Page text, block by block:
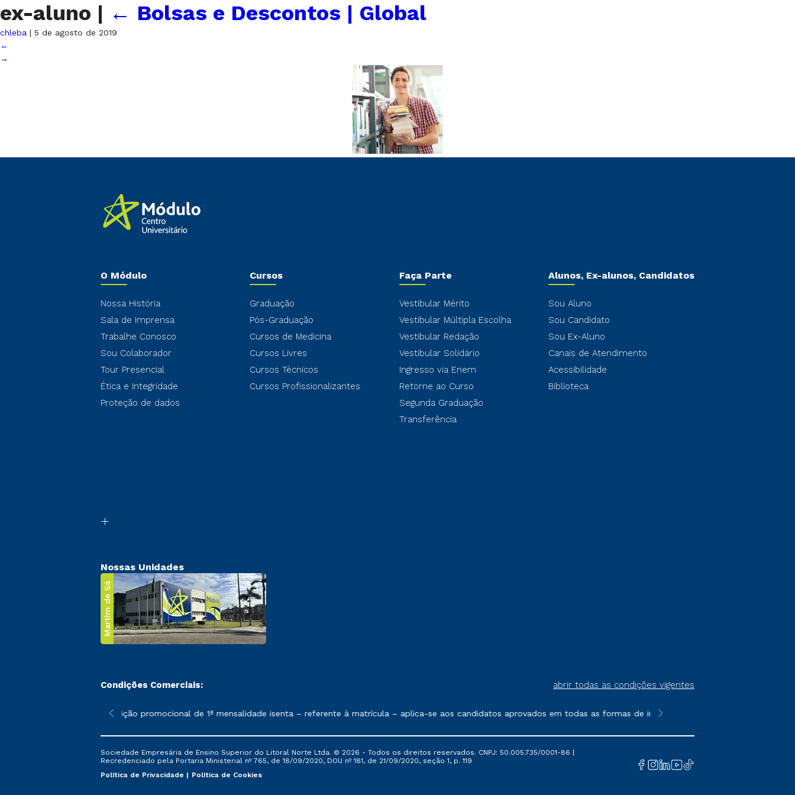
ex-aluno | ← Bolsas e Descontos | Global
chleba | 5 de agosto de 2019
←
→
O Módulo
Nossa História
Sala de Imprensa
Trabalhe Conosco
Sou Colaborador
Tour Presencial
Ética e Integridade
Proteção de dados
Cursos
Graduação
Pós-Graduação
Cursos de Medicina
Cursos Livres
Cursos Técnicos
Cursos Profissionalizantes
Faça Parte
Vestibular Mérito
Vestibular Múltipla Escolha
Vestibular Redação
Vestibular Solidário
Ingresso via Enem
Retorne ao Curso
Segunda Graduação
Transferência
Alunos, Ex-alunos, Candidatos
Sou Aluno
Sou Candidato
Sou Ex-Aluno
Canais de Atendimento
Acessibilidade
Biblioteca
Nossas Unidades
Martim de Sá
Condições Comerciais: abrir todas as condições vigentes
sofrer alterações nos períodos de rematrícula conforme exposto no contrato de prestação de serviços.
*A condição promocional de 1ª mensalidade isenta – referente à matrícula – aplica-se aos candidatos aprovados em todas as formas de ingresso, exceto na prova on-line
**Semipresencial é um formato do
Sociedade Empresária de Ensino Superior do Litoral Norte Ltda. © 2026 - Todos os direitos reservados. CNPJ: 50.005.735/0001-86 |
Recredenciado pela Portaria Ministerial nº 765, de 18/09/2020, DOU nº 181, de 21/09/2020, seção 1, p. 119
Política de Privacidade
Política de Cookies